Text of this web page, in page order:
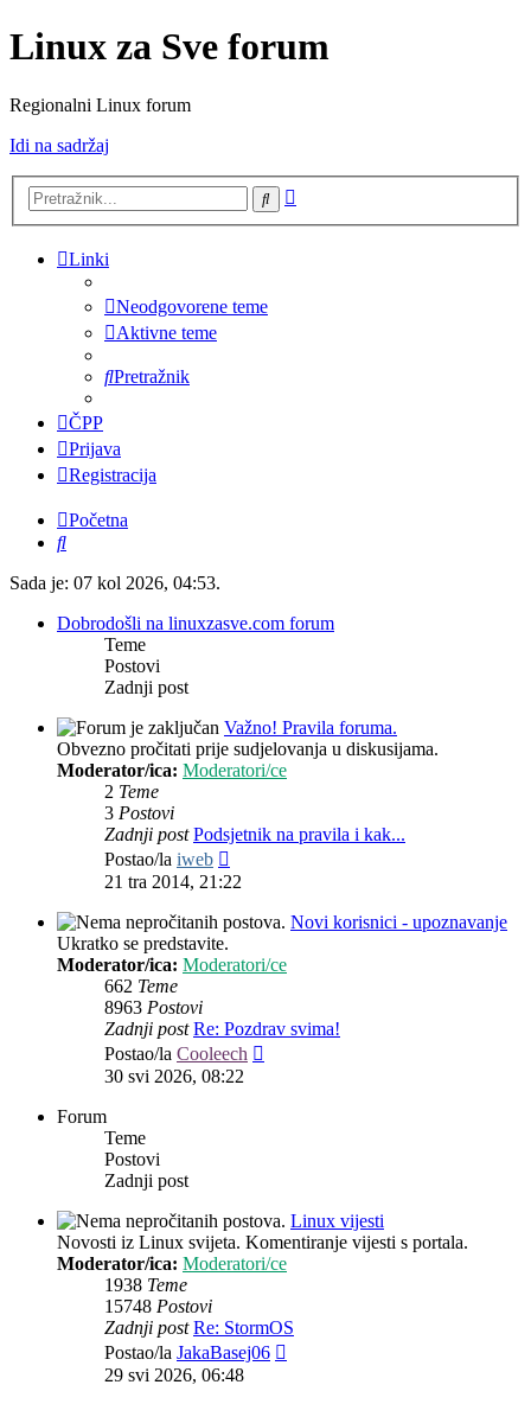
Linux za Sve forum
Regionalni Linux forum
Idi na sadržaj
Pretražnik
Linki
Neodgovorene teme
Aktivne teme
Pretražnik
ČPP
Prijava
Registracija
Početna
Pretražnik
Sada je: 07 kol 2026, 04:53.
Dobrodošli na linuxzasve.com forum
Teme
Postovi
Zadnji post
Važno! Pravila foruma.
Obvezno pročitati prije sudjelovanja u diskusijama.
Moderator/ica: Moderatori/ce
2 Teme
3 Postovi
Zadnji post Podsjetnik na pravila i kak...
Postao/la iweb
post
21 tra 2014, 21:22
Novi korisnici - upoznavanje
Ukratko se predstavite.
Moderator/ica: Moderatori/ce
662 Teme
8963 Postovi
Zadnji post Re: Pozdrav svima!
Postao/la Cooleech
30 svi 2026, 08:22
Forum
Teme
Postovi
Zadnji post
Linux vijesti
Novosti iz Linux svijeta. Komentiranje vijesti s portala.
Moderator/ica: Moderatori/ce
1938 Teme
15748 Postovi
Zadnji post Re: StormOS
Postao/la JakaBasej06
29 svi 2026, 06:48